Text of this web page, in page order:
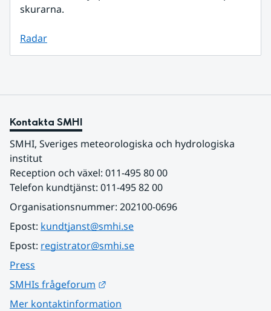
skurarna.
Radar
Kontakta SMHI
SMHI, Sveriges meteorologiska och hydrologiska
institut
Reception och växel: 011-495 80 00
Telefon kundtjänst: 011-495 82 00
Organisationsnummer: 202100-0696
Epost: kundtjanst@smhi.se
Epost: registrator@smhi.se
Press
SMHIs frågeforum
Mer kontaktinformation